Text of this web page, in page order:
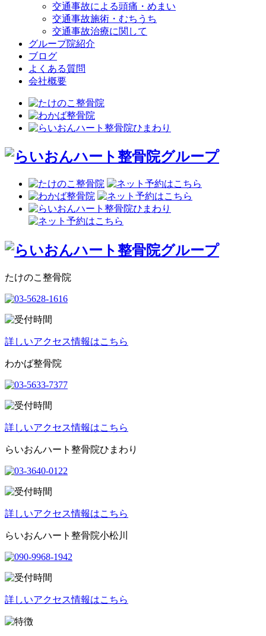
交通事故による頭痛・めまい
交通事故施術・むちうち
交通事故治療に関して
グループ院紹介
ブログ
よくある質問
会社概要
たけのこ整骨院
詳しいアクセス情報はこちら
わかば整骨院
詳しいアクセス情報はこちら
らいおんハート整骨院ひまわり
詳しいアクセス情報はこちら
らいおんハート整骨院小松川
詳しいアクセス情報はこちら